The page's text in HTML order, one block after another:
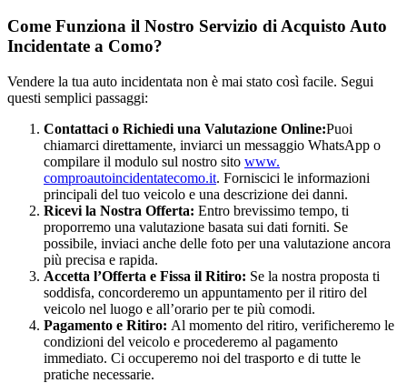
Come Funziona il Nostro Servizio di Acquisto Auto
Incidentate a Como?
Vendere la tua auto incidentata non è mai stato così facile. Segui
questi semplici passaggi:
Contattaci o Richiedi una Valutazione Online:Puoi
chiamarci direttamente, inviarci un messaggio WhatsApp o
compilare il modulo sul nostro sito www.
comproautoincidentatecomo.it. Forniscici le informazioni
principali del tuo veicolo e una descrizione dei danni.
Ricevi la Nostra Offerta: Entro brevissimo tempo, ti
proporremo una valutazione basata sui dati forniti. Se
possibile, inviaci anche delle foto per una valutazione ancora
più precisa e rapida.
Accetta l’Offerta e Fissa il Ritiro: Se la nostra proposta ti
soddisfa, concorderemo un appuntamento per il ritiro del
veicolo nel luogo e all’orario per te più comodi.
Pagamento e Ritiro: Al momento del ritiro, verificheremo le
condizioni del veicolo e procederemo al pagamento
immediato. Ci occuperemo noi del trasporto e di tutte le
pratiche necessarie.